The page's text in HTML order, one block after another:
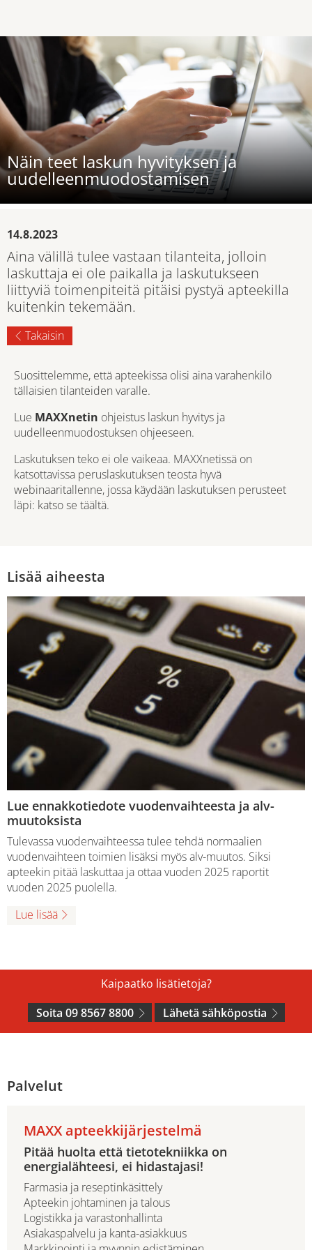
Näin teet laskun hyvityksen ja
uudelleenmuodostamisen
14.8.2023
Aina välillä tulee vastaan tilanteita, jolloin
laskuttaja ei ole paikalla ja laskutukseen
liittyviä toimenpiteitä pitäisi pystyä apteekilla
kuitenkin tekemään.
Takaisin
Suosittelemme, että apteekissa olisi aina varahenkilö
tällaisien tilanteiden varalle.
Lue MAXXnetin ohjeistus laskun hyvitys ja
uudelleenmuodostuksen ohjeeseen.
Laskutuksen teko ei ole vaikeaa. MAXXnetissä on
katsottavissa peruslaskutuksen teosta hyvä
webinaaritallenne, jossa käydään laskutuksen perusteet
läpi: katso se täältä.
Lisää aiheesta
Lue ennakkotiedote vuodenvaihteesta ja alv-
muutoksista
Tulevassa vuodenvaihteessa tulee tehdä normaalien
vuodenvaihteen toimien lisäksi myös alv-muutos. Siksi
apteekin pitää laskuttaa ja ottaa vuoden 2025 raportit
vuoden 2025 puolella.
Lue lisää
Kaipaatko lisätietoja?
Soita 09 8567 8800
Lähetä sähköpostia
Palvelut
MAXX apteekkijärjestelmä
Pitää huolta että tietotekniikka on
energialähteesi, ei hidastajasi!
Farmasia ja reseptinkäsittely
Apteekin johtaminen ja talous
Logistikka ja varastonhallinta
Asiakaspalvelu ja kanta-asiakkuus